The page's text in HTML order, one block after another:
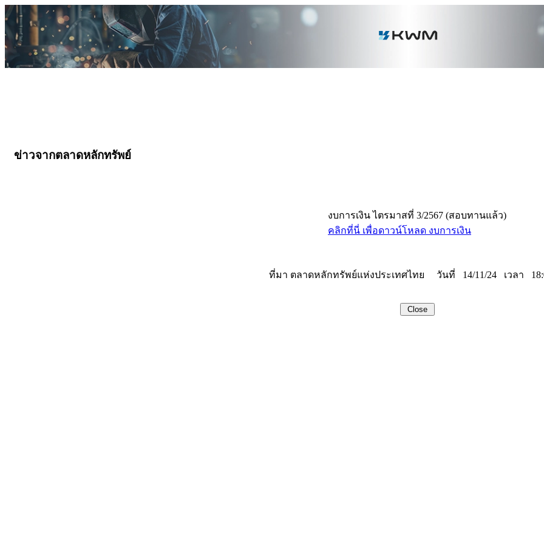
ข่าวจากตลาดหลักทรัพย์
งบการเงิน ไตรมาสที่ 3/2567 (สอบทานแล้ว)
คลิกที่นี่ เพื่อดาวน์โหลด งบการเงิน
ที่มา ตลาดหลักทรัพย์แห่งประเทศไทย วันที่ 14/11/24 เวลา